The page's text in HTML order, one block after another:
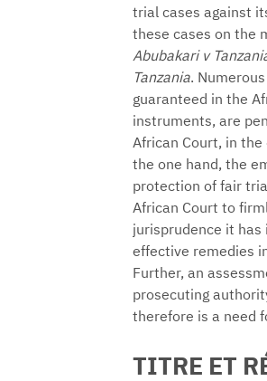
trial cases against
these cases on the
Abubakari v
Tanzania.
guaranteed in the
instruments, are
African Court, in
the one hand, the
protection of fair
African Court to
jurisprudence it has
effective remedies
Further, an
prosecuting
therefore is a need
TITRE ET